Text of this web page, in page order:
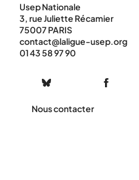
Usep Nationale
3, rue Juliette Récamier
75007 PARIS
contact@laligue-usep.org
01 43 58 97 90
Nous contacter